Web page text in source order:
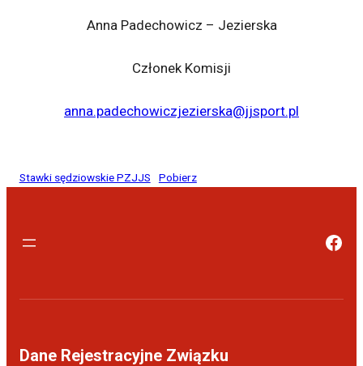
Anna Padechowicz – Jezierska
Członek Komisji
anna.padechowiczjezierska@jjsport.pl
Stawki sędziowskie PZJJS Pobierz
Dane Rejestracyjne Związku